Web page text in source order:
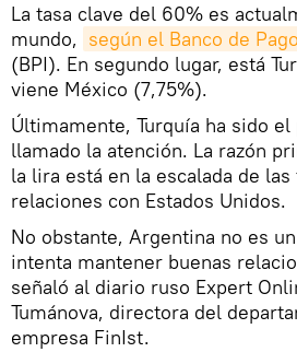
La tasa clave del 60% es
mundo, según el Banco de
(BPI). En segundo lugar, está
viene México (7,75%).
Últimamente, Turquía ha sido el
llamado la atención. La razón
la lira está en la escalada de
relaciones con Estados Unidos.
No obstante, Argentina no es
intenta mantener buenas
señaló al diario ruso Expert
Tumánova, directora del
empresa FinIst.